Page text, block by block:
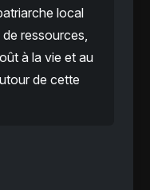
local
ressources,
à la vie et au
de cette